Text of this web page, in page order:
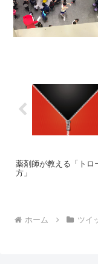
薬剤師が教える「トロ
方」
ホーム ツイ